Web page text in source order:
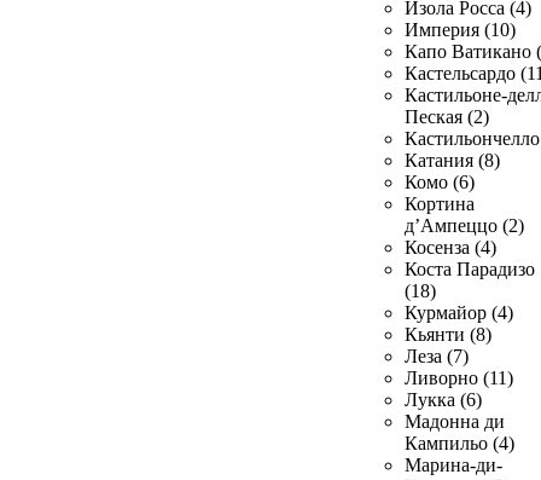
Изола Росса (4)
Империя (10)
Капо Ватикано
Кастельсардо
Кастильоне-
Пеская (2)
Катания (8)
Комо (6)
Кортина
д’Ампеццо (2)
Косенза (4)
Коста Парадизо
(18)
Курмайор (4)
Кьянти (8)
Леза (7)
Ливорно (11)
Лукка (6)
Мадонна ди
Кампильо (4)
Марина-ди-